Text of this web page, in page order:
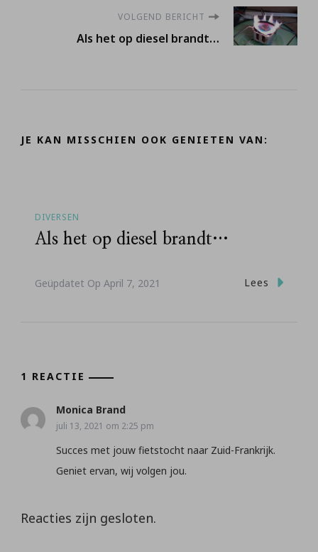
VOLGEND BERICHT
Als het op diesel brandt…
JE KAN MISSCHIEN OOK GENIETEN VAN:
DIVERSEN
Als het op diesel brandt…
Geüpdatet Op April 7, 2021 Lees
1 REACTIE
Monica Brand
juli 13, 2021 om 2:25 pm
Succes met jouw fietstocht naar Zuid-Frankrijk.
Geniet ervan, wij volgen jou.
Reacties zijn gesloten.